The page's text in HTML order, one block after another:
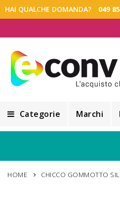
HAI QUALCHE DOMANDA? 049
Categorie
Alimentazione e
Marchi
HOME CHICCO GOMMOTTO